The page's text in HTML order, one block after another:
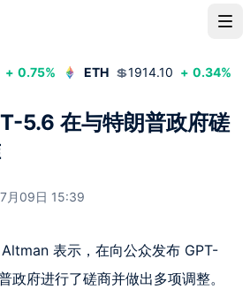
+ 0.75% ETH 💲1914.10 + 0.34%
5.6 在与特朗普政府磋
月09日 15:39
表示，在向公众发布 GPT-
政府进行了磋商并做出多项调整。